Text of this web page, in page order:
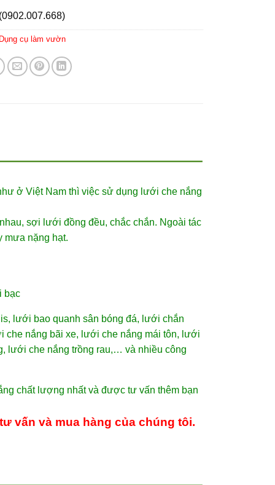
cụ làm vườn
ở Việt Nam thì việc sử dụng lưới che nắng
sợi lưới đồng đều, chắc chắn. Ngoài tác
mưa nặng hạt.
bạc
lưới bao quanh sân bóng đá, lưới chắn
che nắng bãi xe, lưới che nắng mái tôn, lưới
lưới che nắng trồng rau,… và nhiều công
chất lượng nhất và được tư vấn thêm bạn
vấn và mua hàng của chúng tôi.